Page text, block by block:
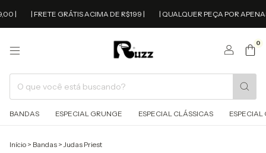
| | FRETE GRÁTIS ACIMA DE R$199 | | QUALQUER PEÇA POR
0
BANDAS ESPECIAL GRUNGE ESPECIAL CLÁSSICAS ESPECIAL
Início > Bandas > Judas Priest